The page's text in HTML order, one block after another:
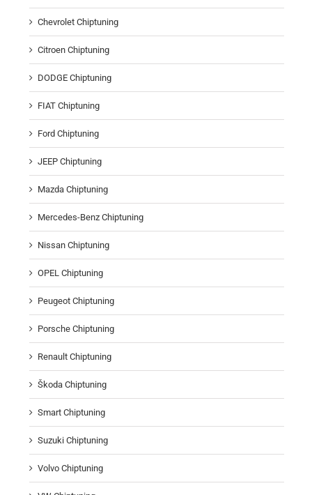
Chevrolet Chiptuning
Citroen Chiptuning
DODGE Chiptuning
FIAT Chiptuning
Ford Chiptuning
JEEP Chiptuning
Mazda Chiptuning
Mercedes-Benz Chiptuning
Nissan Chiptuning
OPEL Chiptuning
Peugeot Chiptuning
Porsche Chiptuning
Renault Chiptuning
Škoda Chiptuning
Smart Chiptuning
Suzuki Chiptuning
Volvo Chiptuning